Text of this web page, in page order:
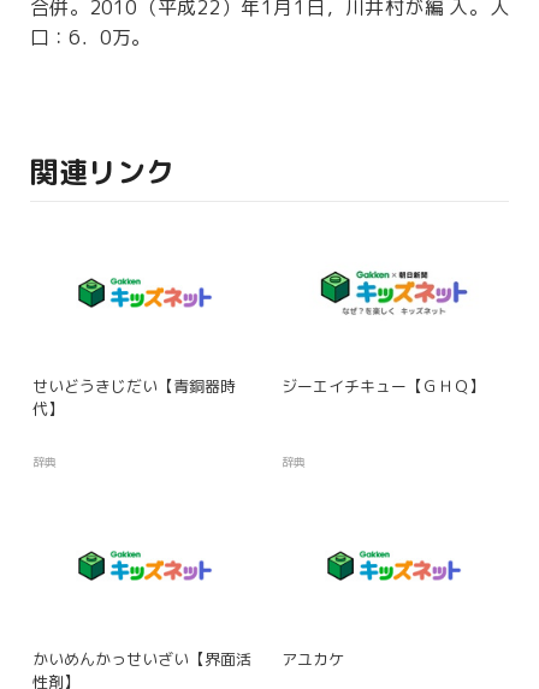
合併。2010（平成22）年1月1日， 川井村が編入。人
口：6．0万。
関連リンク
せいどうきじだい【青銅器時
代】
辞典
ジーエイチキュー【ＧＨＱ】
辞典
かいめんかっせいざい【界面活
性剤】
アユカケ